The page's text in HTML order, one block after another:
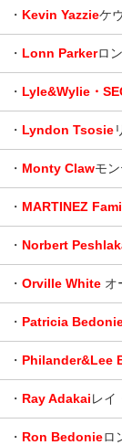
・ Kevin Yazzieケ
・ Lonn Parkerロ
・ Lyle&Wylie・
・ Lyndon Tsosie
・ Monty Clawモ
・ MARTINEZ
・ Norbert
・ Orville White オ
・ Patricia
・ Philander&Lee
・ Ray Adakaiレイ
・ Ron Bedonieロ